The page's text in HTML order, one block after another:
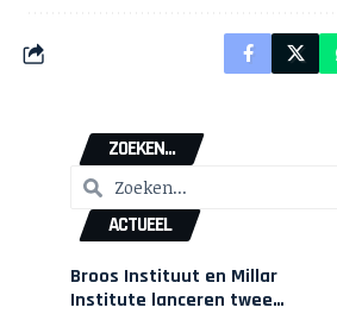
ZOEKEN...
ACTUEEL
Broos Instituut en Millar
Institute lanceren twee